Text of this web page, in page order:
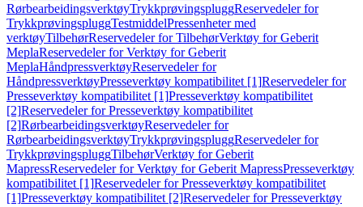
RørbearbeidingsverktøyTrykkprøvingspluggReservedeler for
TrykkprøvingspluggTestmiddelPressenheter med
verktøyTilbehørReservedeler for TilbehørVerktøy for Geberit
MeplaReservedeler for Verktøy for Geberit
MeplaHåndpressverktøyReservedeler for
HåndpressverktøyPresseverktøy kompatibilitet [1]Reservedeler for
Presseverktøy kompatibilitet [1]Presseverktøy kompatibilitet
[2]Reservedeler for Presseverktøy kompatibilitet
[2]RørbearbeidingsverktøyReservedeler for
RørbearbeidingsverktøyTrykkprøvingspluggReservedeler for
TrykkprøvingspluggTilbehørVerktøy for Geberit
MapressReservedeler for Verktøy for Geberit MapressPresseverktøy
kompatibilitet [1]Reservedeler for Presseverktøy kompatibilitet
[1]Presseverktøy kompatibilitet [2]Reservedeler for Presseverktøy